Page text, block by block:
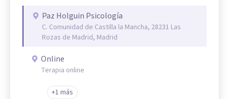
Paz Holguin Psicología
C. Comunidad de Castilla la Mancha, 28231 Las
Rozas de Madrid, Madrid
Online
Terapia online
+1 más